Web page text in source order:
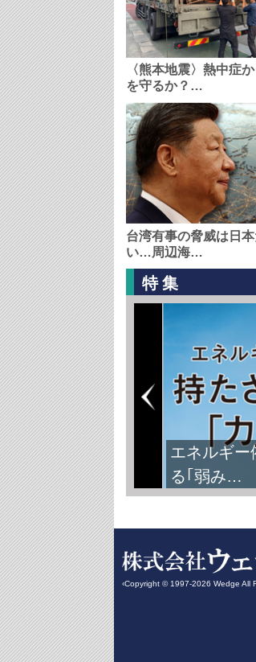
〈熊本地震〉熱中症
を守るか？…
台湾有事の脅威は日
い…周辺海…
特集
エネルギ
る｢弱み…
‹Copyright © 1997-2026 Wedge All